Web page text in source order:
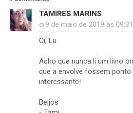
TAMIRES MARINS
9 de maio de 2019 às 09:31
Oi, Lu
Acho que nunca li um livro
que a envolve fossem ponto
interessante!
Beijos